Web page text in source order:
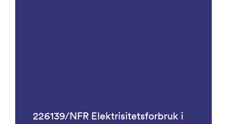
226139/NFR Elektrisitetsforbruk i